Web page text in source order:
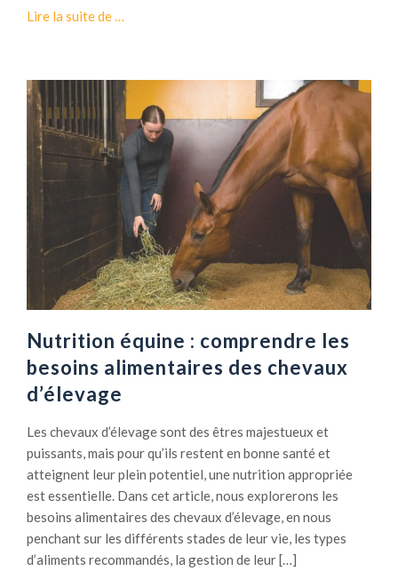
Lire la suite de
o
s
u
r
r
a
e
d
e
h
e
v
a
u
x
:
…
Nutrition équine : comprendre les
besoins alimentaires des chevaux
d’élevage
Les chevaux d’élevage sont des êtres majestueux et
puissants, mais pour qu’ils restent en bonne santé et
atteignent leur plein potentiel, une nutrition appropriée
est essentielle. Dans cet article, nous explorerons les
besoins alimentaires des chevaux d’élevage, en nous
penchant sur les différents stades de leur vie, les types
d’aliments recommandés, la gestion de leur […]